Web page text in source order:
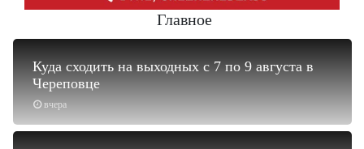
Главное
вчера
Куда сходить на выходных с 7 по 9 августа в
Череповце